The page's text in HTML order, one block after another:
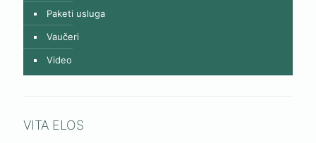
Paketi usluga
Vaučeri
Video
VITA ELOS